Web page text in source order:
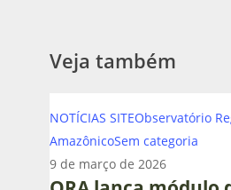
Veja também
NOTÍCIAS SITEObservatório
AmazônicoSem categoria
lança
módulo
de
9 de março de 2026